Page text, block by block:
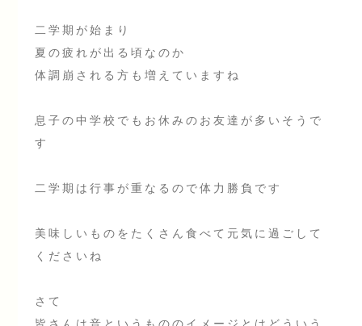
二学期が始まり
夏の疲れが出る頃なのか
体調崩される方も増えていますね
息子の中学校でもお休みのお友達が多いそうで
す
二学期は行事が重なるので体力勝負です
美味しいものをたくさん食べて元気に過ごして
くださいね
さて
皆さんは音というもののイメージとはどういう